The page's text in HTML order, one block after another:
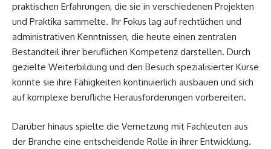
praktischen Erfahrungen, die sie in verschiedenen Projekten
und Praktika sammelte. Ihr Fokus lag auf rechtlichen und
administrativen Kenntnissen, die heute einen zentralen
Bestandteil ihrer beruflichen Kompetenz darstellen. Durch
gezielte Weiterbildung und den Besuch spezialisierter Kurse
konnte sie ihre Fähigkeiten kontinuierlich ausbauen und sich
auf komplexe berufliche Herausforderungen vorbereiten.
Darüber hinaus spielte die Vernetzung mit Fachleuten aus
der Branche eine entscheidende Rolle in ihrer Entwicklung.